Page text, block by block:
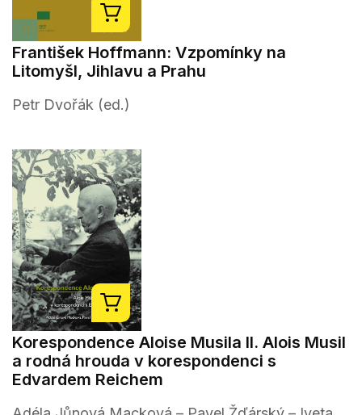
František Hoffmann: Vzpomínky na
Litomyšl, Jihlavu a Prahu
Petr Dvořák (ed.)
Korespondence Aloise Musila II. Alois Musil
a rodná hrouda v korespondenci s
Edvardem Reichem